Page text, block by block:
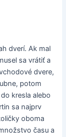
dverí. Ak mal
sa vrátiť a
dvere,
potom
kresla alebo
sa najprv
oboma
času a